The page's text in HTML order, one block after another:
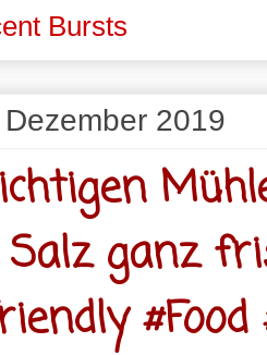
Bursts
2019
Salz ganz
#Food